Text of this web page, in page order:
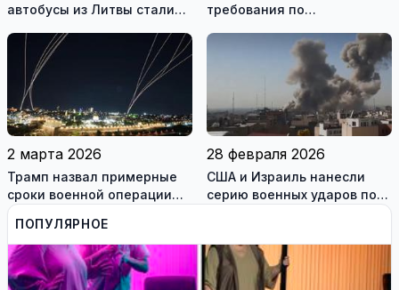
автобусы из Литвы стали
охваченного огнём
Мариуполя (фотогалерея)
требования по
2 марта 2026
Трамп назвал примерные
сроки военной операции
против Ирана
28 февраля 2026
США и Израиль нанесли
серию военных ударов по
ПОПУЛЯРНОЕ